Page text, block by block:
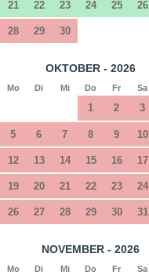
21 22 23 24 25 26
28 29 30
OKTOBER - 2026
Mo Di Mi Do Fr Sa
1 2 3
5 6 7 8 9 10
12 13 14 15 16 17
19 20 21 22 23 24
26 27 28 29 30 31
NOVEMBER - 2026
Mo Di Mi Do Fr Sa